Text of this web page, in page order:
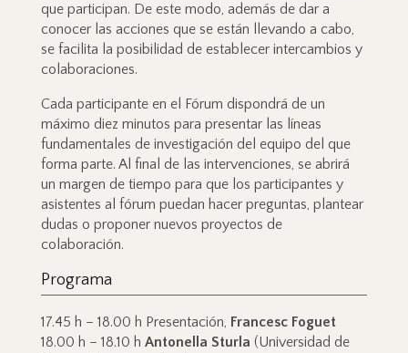
que participan. De este modo, además de dar a
conocer las acciones que se están llevando a cabo,
se facilita la posibilidad de establecer intercambios y
colaboraciones.
Cada participante en el Fórum dispondrá de un
máximo diez minutos para presentar las líneas
fundamentales de investigación del equipo del que
forma parte. Al final de las intervenciones, se abrirá
un margen de tiempo para que los participantes y
asistentes al fórum puedan hacer preguntas, plantear
dudas o proponer nuevos proyectos de
colaboración.
Programa
17.45 h – 18.00 h Presentación, Francesc Foguet
18.00 h – 18.10 h Antonella Sturla (Universidad de